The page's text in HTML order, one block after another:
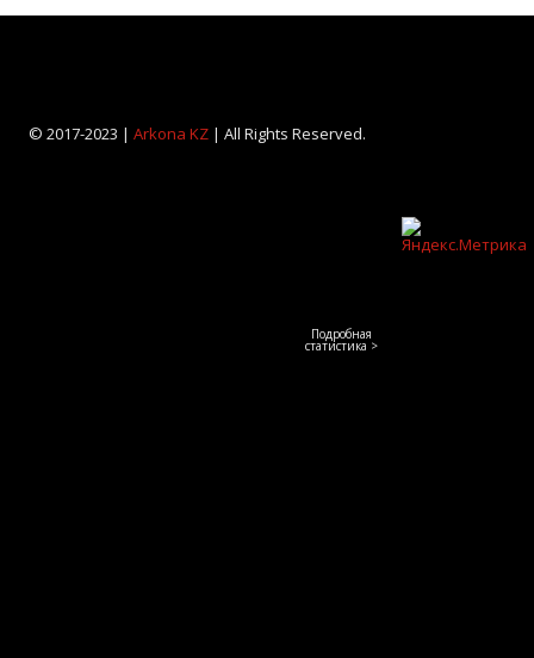
© 2017-2023 | Arkona KZ| All Rights Reserved.
Подробная
статистика >